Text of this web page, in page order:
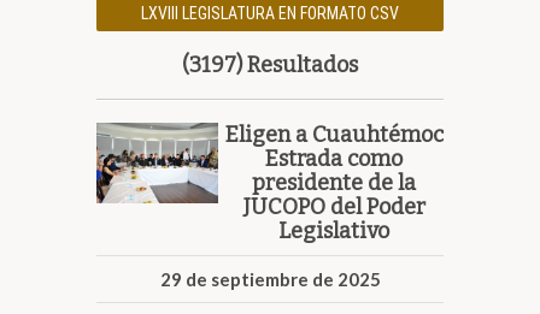
LXVIII LEGISLATURA EN FORMATO CSV
(3197) Resultados
Eligen a Cuauhtémoc
Estrada como
presidente de la
JUCOPO del Poder
Legislativo
29 de septiembre de 2025